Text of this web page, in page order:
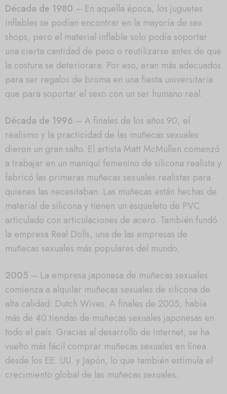
Década de 1980 – En aquella época, los juguetes
inflables se podían encontrar en la mayoría de sex
shops, pero el material inflable solo podía soportar
una cierta cantidad de peso o reutilizarse antes de que
la costura se deteriorara. Por eso, eran más adecuados
para ser regalos de broma en una fiesta universitaria
que para soportar el sexo con un ser humano real.
Década de 1996 – A finales de los años 90, el
realismo y la practicidad de las muñecas sexuales
dieron un gran salto. El artista Matt McMullen comenzó
a trabajar en un maniquí femenino de silicona realista y
fabricó las primeras muñecas sexuales realistas para
quienes las necesitaban. Las muñecas están hechas de
material de silicona y tienen un esqueleto de PVC
articulado con articulaciones de acero. También fundó
la empresa Real Dolls, una de las empresas de
muñecas sexuales más populares del mundo.
2005 – La empresa japonesa de muñecas sexuales
comienza a alquilar muñecas sexuales de silicona de
alta calidad: Dutch Wives. A finales de 2005, había
más de 40 tiendas de muñecas sexuales japonesas en
todo el país. Gracias al desarrollo de Internet, se ha
vuelto más fácil comprar muñecas sexuales en línea
desde los EE. UU. y Japón, lo que también estimula el
crecimiento global de las muñecas sexuales.